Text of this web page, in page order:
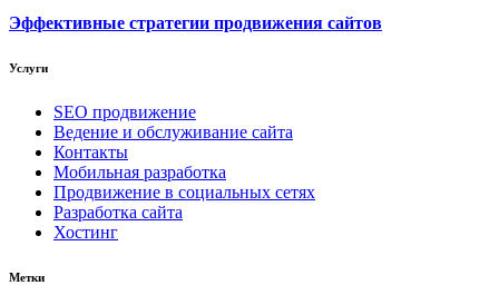
Эффективные стратегии продвижения сайтов
Услуги
SEO продвижение
Ведение и обслуживание сайта
Контакты
Мобильная разработка
Продвижение в социальных сетях
Разработка сайта
Хостинг
Метки